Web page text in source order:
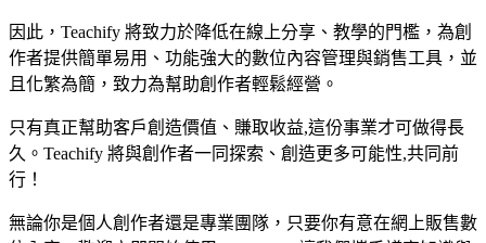
因此，Teachify 將致力於降低在線上分享、教學的門檻，為創
作者提供簡單易用、功能強大的數位內容管理與銷售工具，並
且化繁為簡，致力為幫助創作者輕鬆經營。
只有真正幫助客戶創造價值、賺取收益,這份事業才可做得長
久。Teachify 將與創作者一同探索、創造更多可能性,共同前
行！
無論你是個人創作者還是專業團隊，只要你有意在網上販售數